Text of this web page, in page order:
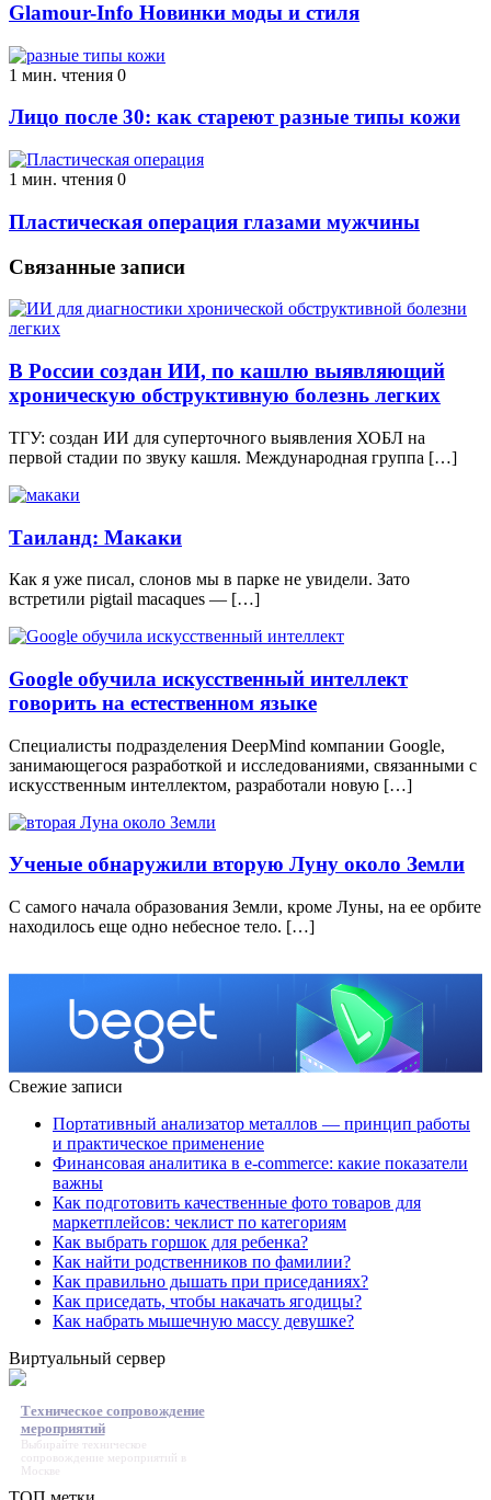
Glamour-Info Новинки моды и стиля
1 мин. чтения 0
Лицо после 30: как стареют разные типы кожи
1 мин. чтения 0
Пластическая операция глазами мужчины
Связанные записи
В России создан ИИ, по кашлю выявляющий
хроническую обструктивную болезнь легких
ТГУ: создан ИИ для суперточного выявления ХОБЛ на
первой стадии по звуку кашля. Международная группа […]
Таиланд: Макаки
Как я уже писал, слонов мы в парке не увидели. Зато
встретили pigtail macaques — […]
Google обучила искусственный интеллект
говорить на естественном языке
Специалисты подразделения DeepMind компании Google,
занимающегося разработкой и исследованиями, связанными с
искусственным интеллектом, разработали новую […]
Ученые обнаружили вторую Луну около Земли
С самого начала образования Земли, кроме Луны, на ее орбите
находилось еще одно небесное тело. […]
Свежие записи
Портативный анализатор металлов — принцип работы
и практическое применение
Финансовая аналитика в e-commerce: какие показатели
важны
Как подготовить качественные фото товаров для
маркетплейсов: чеклист по категориям
Как выбрать горшок для ребенка?
Как найти родственников по фамилии?
Как правильно дышать при приседаниях?
Как приседать, чтобы накачать ягодицы?
Как набрать мышечную массу девушке?
Виртуальный сервер
Техническое сопровождение
мероприятий
Выбирайте
техническое
сопровождение мероприятий в
Москве